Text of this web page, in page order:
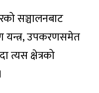
सञ्चालनबाट
यन्त्र, उपकरणसमेत
त्यस क्षेत्रको